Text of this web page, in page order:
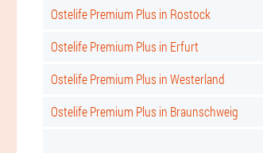
Ostelife Premium Plus in Rostock
Ostelife Premium Plus in Erfurt
Ostelife Premium Plus in Westerland
Ostelife Premium Plus in Braunschweig